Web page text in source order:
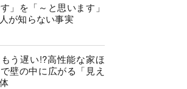
」を「～と思います」
が知らない事実
う遅い!?高性能な家ほ
壁の中に広がる「見え